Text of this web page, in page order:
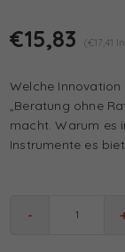
€15,83 (€17,41
Welche
„Beratung ohne
macht. Warum es
Instrumente es
-